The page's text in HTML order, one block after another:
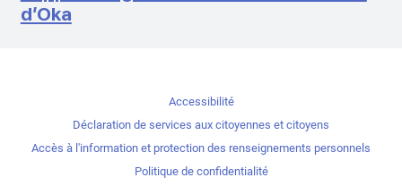
d’Oka
Accessibilité
Déclaration de services aux citoyennes et citoyens
Accès à l'information et protection des renseignements personnels
Politique de confidentialité